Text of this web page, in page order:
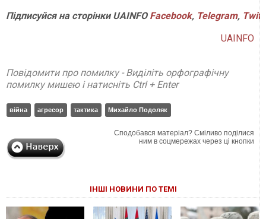
Підписуйся на сторінки UAINFO Facebook, Telegram,
UAINFO
Повідомити про помилку - Виділіть орфографічну
помилку мишею і натисніть Ctrl + Enter
війна агресор тактика Михайло Подоляк
Сподобався матеріал? Сміливо поділися
ним в соцмережах через ці кнопки
ІНШІ НОВИНИ ПО ТЕМІ